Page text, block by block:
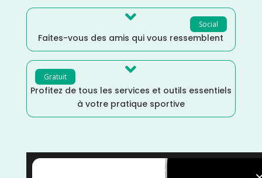
Social

Faites-vous des amis qui vous ressemblent
Gratuit 
Profitez de tous les services et outils essentiels
à votre pratique sportive